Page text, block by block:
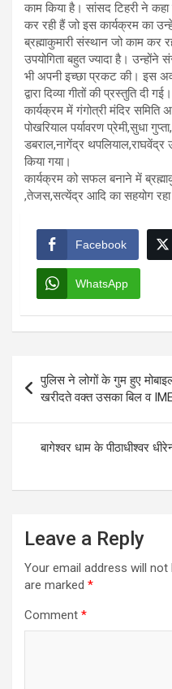
काम किया है। सांसद टिहरी ने
कर रही हैं जो इस कार्यक्रम का
ब्रह्माकुमारी संस्थान जो काम
उपयोगिता बहुत ज्यादा है।
भी अपनी इच्छा प्रकट की। इस
द्वारा दिव्या गीतों की प्रस्तुति दी गई।
कार्यक्रम में गंगोत्री मंदिर समिति
पोखरियाल पर्यावरण प्रेमी,सुधा
डबराल,नागेंद्र
किया गया।
कार्यक्रम को सफल बनाने में
,तेजस,सत्येंद्र आदि का सहयोग
Facebook
WhatsApp
Post
navigation
पुलिस ने लोगों के गुम हुए
खरीदते वक्त उसका बिल व
बागेश्वर धाम के पीठाधीश्वर
Leave a Reply
Your email address will not
are marked *
Comment *